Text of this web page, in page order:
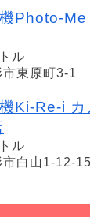
Photo-
ル
東原町3-1
Ki-Re-i カ
ル
市白山1-12-